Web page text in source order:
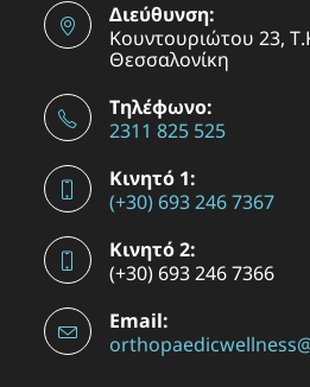
Διεύθυνση:
Κουντουριώτου 23,
Θεσσαλονίκη
Τηλέφωνο:
2311 825 525
Κινητό 1:
(+30) 693 246 7367
Κινητό 2:
(+30) 693 246 7366
Email: